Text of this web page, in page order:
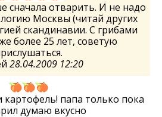
сначала отварить. И не надо
Москвы (читай других
скандинавии. С грибами
более 25 лет, советую
28.04.2009 12:20
папа только пока
думаю вкусно